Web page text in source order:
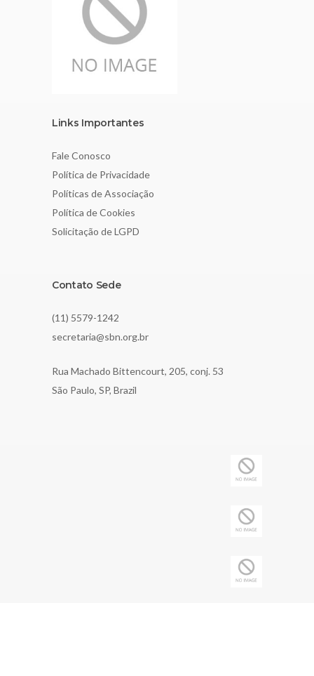
Links Importantes
Fale Conosco
Política de Privacidade
Políticas de Associação
Política de Cookies
Solicitação de LGPD
Contato Sede
(11) 5579-1242
secretaria@sbn.org.br
Rua Machado Bittencourt, 205, conj. 53
São Paulo, SP, Brazil